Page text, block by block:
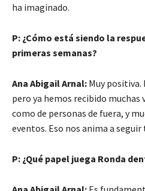
ha imaginado.
P: ¿Cómo está siendo la
primeras semanas?
Ana Abigail Arnal: Muy
pero ya hemos recibido
como de personas de fuera, y
eventos. Eso nos anima a
P: ¿Qué papel juega Ronda